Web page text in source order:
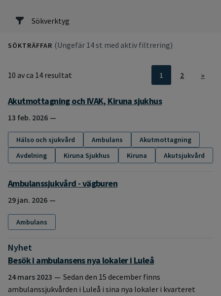
Sökverktyg
SÖKTRÄFFAR (Ungefär 14 st med aktiv filtrering)
10 av ca 14 resultat 1 2 »
Akutmottagning och IVAK, Kiruna sjukhus
13 feb. 2026
Hälso och sjukvård Ambulans
Akutmottagning
Avdelning
Kiruna Sjukhus Kiruna Akutsjukvård
Ambulanssjukvård - vägburen
29 jan. 2026
Ambulans
Nyhet
:
Besök i ambulansens nya lokaler i Luleå
24 mars 2023
Sedan den 15 december finns
ambulanssjukvården i Luleå i sina nya lokaler i kvarteret